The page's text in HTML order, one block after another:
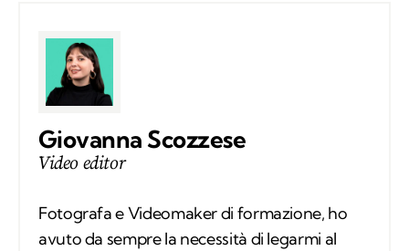
Giovanna Scozzese
Video editor
Fotografa e Videomaker di formazione, ho
avuto da sempre la necessità di legarmi al